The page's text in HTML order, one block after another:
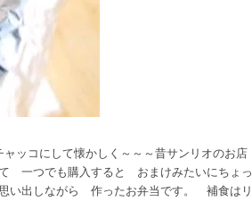
ッコにして懐かしく～～～昔サンリオのお店
一つでも購入すると おまけみたいにちょっ
い出しながら 作ったお弁当です。 補食はリ